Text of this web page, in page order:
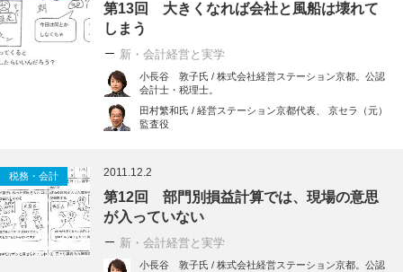
第13回 大きくなれば会社と風船は壊れて
しまう
新・会計経営と実学
小長谷 敦子氏 / 株式会社経営ステーション京都。公認
会計士・税理士。
田村繁和氏 / 経営ステーション京都代表、 京セラ（元）
監査役
税務・会計 2011.12.2
第12回 部門別損益計算では、現場の意思
が入っていない
新・会計経営と実学
小長谷 敦子氏 / 株式会社経営ステーション京都。公認